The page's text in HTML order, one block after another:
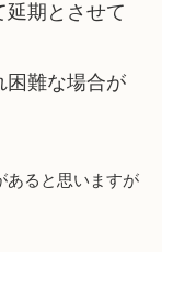
期とさせて
困難な場合が
あると思いますが